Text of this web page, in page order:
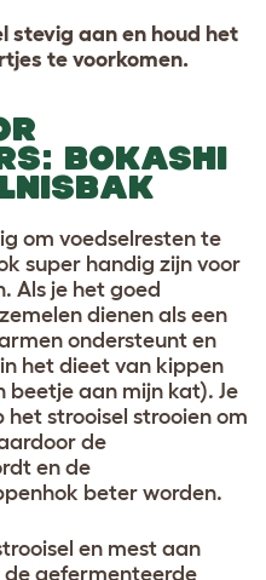
stevig aan en houd het
te voorkomen.
BOKASHI
om voedselresten te
super handig zijn voor
Als je het goed
dienen als een
ondersteunt en
het dieet van kippen
beetje aan mijn kat). Je
strooisel strooien om
de
en de
beter worden.
en mest aan
gefermenteerde